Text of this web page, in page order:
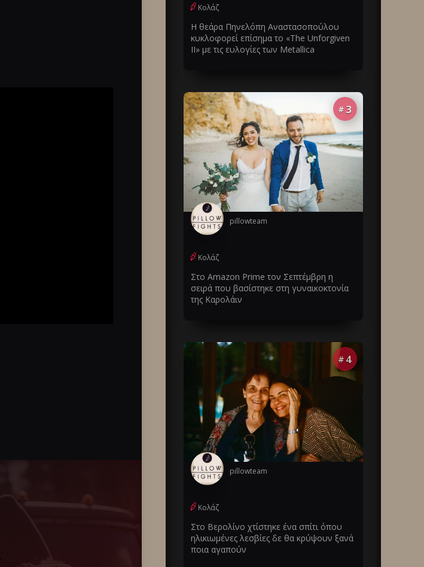
Κολάζ
Η θεάρα Πηνελόπη Αναστασοπούλου
κυκλοφορεί επίσημα το «The Unforgiven
II» με τις ευλογίες των Metallica
# 3
pillowteam
Κολάζ
Στο Amazon Prime τον Σεπτέμβρη η
σειρά που βασίστηκε στη γυναικοκτονία
της Καρολάιν
# 4
pillowteam
Κολάζ
Στο Βερολίνο χτίστηκε ένα σπίτι όπου
ηλικιωμένες λεσβίες δε θα κρύψουν ξανά
ποια αγαπούν